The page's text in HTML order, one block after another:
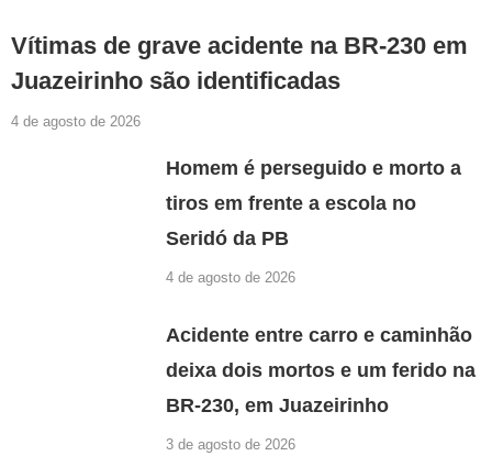
Vítimas de grave acidente na BR-230 em
Juazeirinho são identificadas
4 de agosto de 2026
Homem é perseguido e morto a
tiros em frente a escola no
Seridó da PB
4 de agosto de 2026
Acidente entre carro e caminhão
deixa dois mortos e um ferido na
BR-230, em Juazeirinho
3 de agosto de 2026